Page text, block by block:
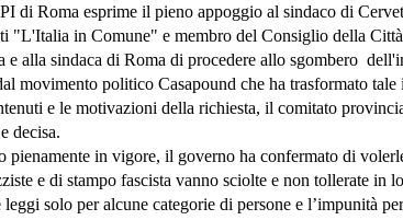
di Roma esprime il pieno appoggio al sindaco di
"L'Italia in Comune" e membro del Consiglio della
e alla sindaca di Roma di procedere allo sgombero
movimento politico Casapound che ha trasformato
e le motivazioni della richiesta, il comitato
decisa.
pienamente in vigore, il governo ha confermato di
e di stampo fascista vanno sciolte e non tollerate
solo per alcune categorie di persone e l’impunità